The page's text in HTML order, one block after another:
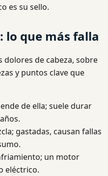
es su sello.
lo que más falla
dolores de cabeza, sobre
y puntos clave que
de ella; suele durar
gastadas, causan fallas
un motor
eléctrico.